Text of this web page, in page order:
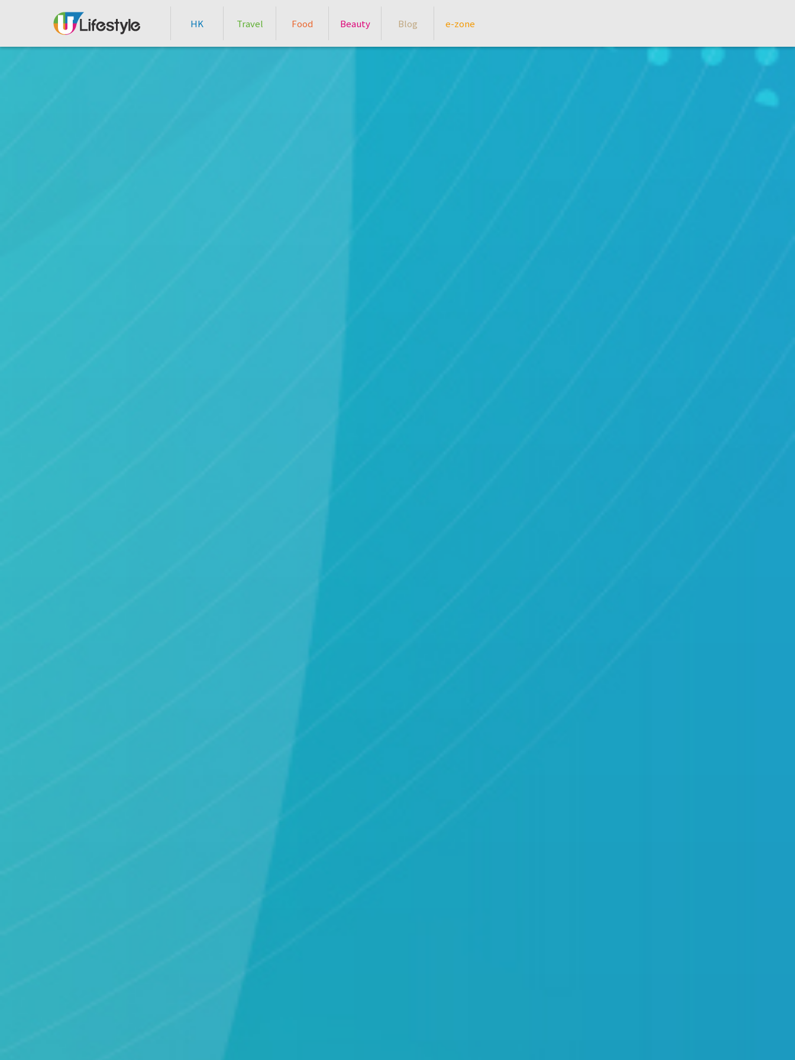
HK Travel Food Beauty Blog e-zone